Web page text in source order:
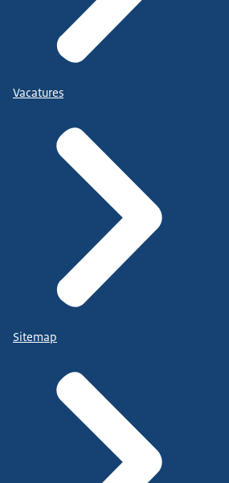
Vacatures
Sitemap